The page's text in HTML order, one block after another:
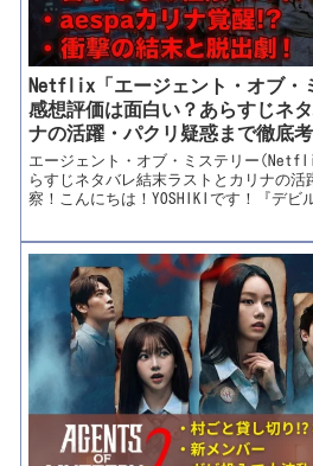
を描いた作品です！重厚な歴史ドラマ
トップク...
Netflix「エージェント・オブ・
感想評価は面白い？あらすじネ
ナの活躍・パクリ疑惑まで徹底考
エージェント・オブ・ミステリー
らすじネタバレ結末ラストとカリナの
察！こんにちは！YOSHIKIです！『デビ
ど、数々の伝説的バラエティを生み出
つ、超特大スケールの新感覚ミステリー
幕を開けました！『エージェント・オ
스터리 수사단 / Agents of Mystery）
き・脱出ゲーム」の枠を完全にぶっ壊し
の中でリアルな恐怖と闘う「台本なし（
極限サバイバル。しかも、K-POP界のト
がバラエティに本格参戦するという超豪
番組じゃないの？」「カリナはどんな活
で噂の『パクリ疑惑』ってどういうこと
話題沸騰、そして「短すぎる！」とい
飛び出す本作。予測不能な結末に向け